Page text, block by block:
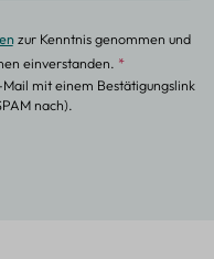
zur Kenntnis genommen und
einverstanden. *
mit einem Bestätigungslink
nach).